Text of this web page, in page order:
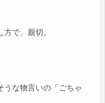
で、親切。
うな物言いの「ごちゃ